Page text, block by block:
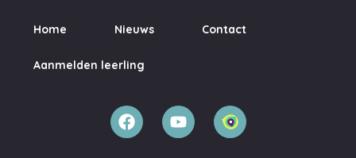
Home Nieuws Contact
Aanmelden leerling